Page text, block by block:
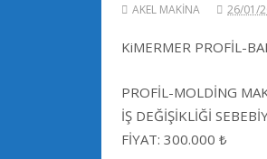
AKEL MAKİNA 26/01/
KiMERMER PROFİL-
PROFİL-MOLDİNG
İŞ DEĞİŞİKLİĞİ
FİYAT: 300.000 ₺